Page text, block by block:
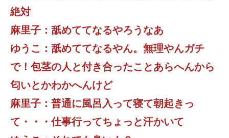
絶対
麻里子：舐めててなるやろうなあ
ゆうこ：舐めててなるやん。無理やんガチ
で！包茎の人と付き合ったことあらへんから
匂いとかわかへんけど
麻里子：普通に風呂入って寝て朝起きっ
て・・・仕事行ってちょっと汗かいて